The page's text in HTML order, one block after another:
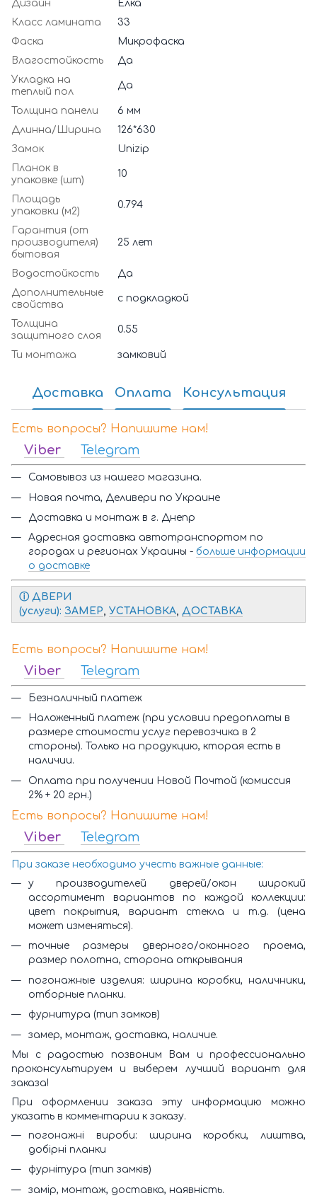
Дизайн
Ёлка
Класс ламината
33
Фаска
Микрофаска
Влагостойкость
Да
Укладка на
теплый пол
Да
Толщина панели
6 мм
Длинна/Ширина
126*630
Замок
Unizip
Планок в
упаковке (шт)
10
Площадь
упаковки (м2)
0.794
Гарантия (от
производителя)
бытовая
25 лет
Водостойкость
Да
Дополнительные
свойства
с подкладкой
Толщина
защитного слоя
0.55
Ти монтажа замковий
Доставка Оплата Консультация
Есть вопросы? Напишите нам!
Viber Telegram
Самовывоз из нашего магазина.
Новая почта, Деливери по Украине
Доставка и монтаж в г. Днепр
Адресная доставка автотранспортом по
городах и регионах Украины - больше информации
о доставке
ⓘ Д ВЕРИ
(услуги): ЗАМЕР УСТАНОВКА ДОСТАВКА
Есть вопросы? Напишите нам!
Viber Telegram
Безналичный платеж
Наложенный платеж (при условии предоплаты в
размере стоимости услуг перевозчика в 2
стороны). Только на продукцию, кторая есть в
наличии.
Оплата при получении Новой Почтой (комиссия
2% + 20 грн.)
Есть вопросы? Напишите нам!
Viber Telegram
При заказе необходимо учесть важные данные:
у производителей дверей/окон широкий
ассортимент вариантов по каждой коллекции:
цвет покрытия, вариант стекла и т.д. (цена
может изменяться).
точные размеры дверного/оконного проема,
размер полотна, сторона открывания
погонажные изделия: ширина коробки, наличники,
отборные планки.
фурнитура (тип замков)
замер, монтаж, доставка, наличие.
Мы с радостью позвоним Вам и профессионально
проконсультируем и выберем лучший вариант для
заказа!
При оформлении заказа эту информацию можно
указать в комментарии к заказу.
погонажні вироби: ширина коробки, лиштва,
добірні планки
фурнітура (тип замків)
замір, монтаж, доставка, наявність.